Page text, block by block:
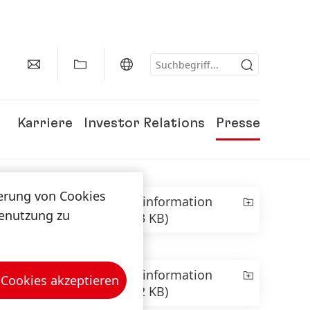
Karriere Investor Relations Presse
Presseinformation
(219,33 KB)
Presseinformation
(121,02 KB)
von Cookies
zu
akzeptieren